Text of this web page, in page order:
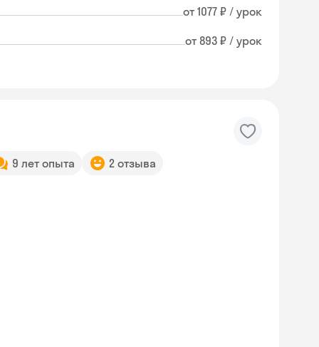
от 1077 ₽ / урок
от 893 ₽ / урок
9 лет опыта 2 отзыва